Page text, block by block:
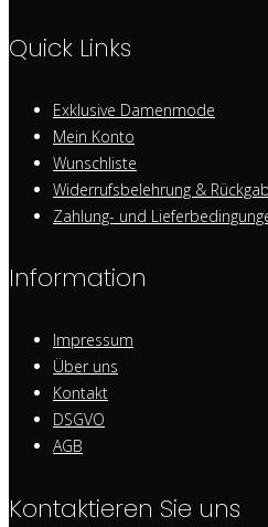
Quick Links
Exklusive Damenmode
Mein Konto
Wunschliste
Widerrufsbelehrung &
Zahlung- und
Information
Impressum
Über uns
Kontakt
DSGVO
AGB
Kontaktieren Sie uns